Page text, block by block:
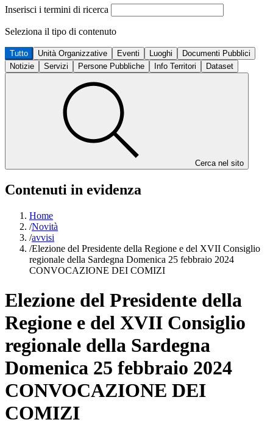
Inserisci i termini di ricerca
Seleziona il tipo di contenuto
Tutto Unità Organizzative Eventi Luoghi
Documenti Pubblici
Notizie
Servizi Persone Pubbliche Info Territori Dataset
Cerca nel sito
Contenuti in evidenza
Home
/Novità
/avvisi
/Elezione del Presidente della Regione e del XVII Consiglio
regionale della Sardegna Domenica 25 febbraio 2024
CONVOCAZIONE DEI COMIZI
Elezione del Presidente della
Regione e del XVII Consiglio
regionale della Sardegna
Domenica 25 febbraio 2024
CONVOCAZIONE DEI
COMIZI